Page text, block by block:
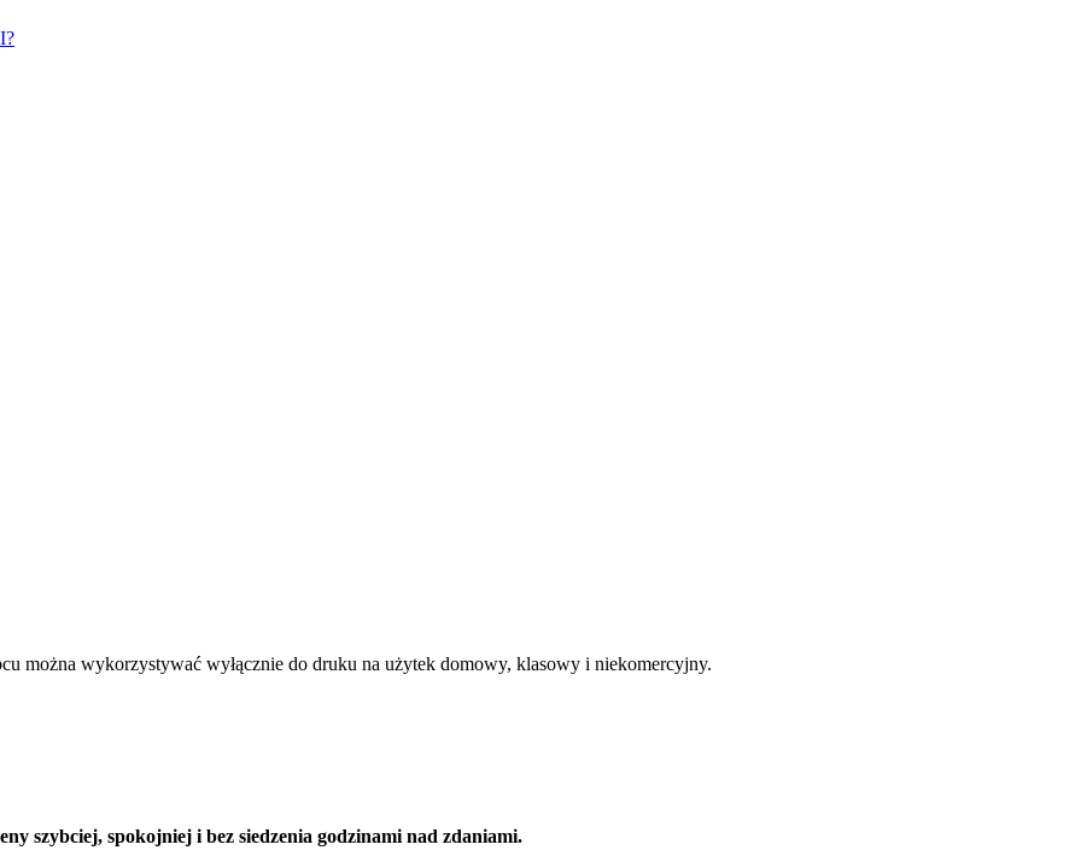
można wykorzystywać wyłącznie do druku na użytek domowy, klasowy i niekomercyjny.
szybciej, spokojniej i bez siedzenia godzinami nad zdaniami.